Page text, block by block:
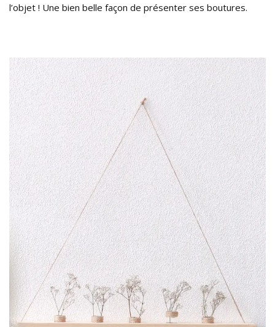
l’objet ! Une bien belle façon de présenter ses boutures.